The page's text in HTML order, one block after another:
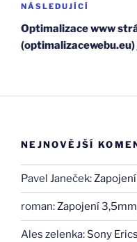
Následující
příspěvek
NÁSLEDUJÍCÍ
Optimalizace www
NEJNOVĚJŠÍ
Pavel Janeček:
roman:Zapojení
Ales zelenka: Sony